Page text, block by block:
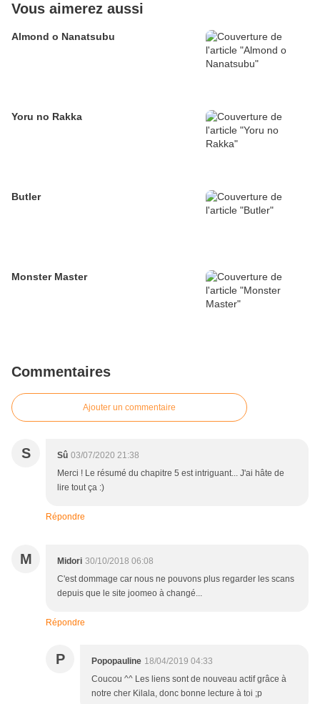
Vous aimerez aussi
Almond o Nanatsubu
Yoru no Rakka
Butler
Monster Master
Commentaires
Ajouter un commentaire
S Sû 03/07/2020 21:38
Merci ! Le résumé du chapitre 5 est intriguant... J'ai hâte de
lire tout ça :)
Répondre
M Midori 30/10/2018 06:08
C'est dommage car nous ne pouvons plus regarder les scans
depuis que le site joomeo à changé...
Répondre
P Popopauline 18/04/2019 04:33
Coucou ^^ Les liens sont de nouveau actif grâce à
notre cher Kilala, donc bonne lecture à toi ;p